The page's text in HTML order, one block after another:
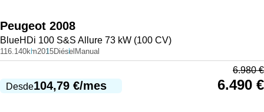
Peugeot 2008
BlueHDi 100 S&S Allure 73 kW (100 CV)
116.140km2015Diésel Manual
Desde104,79 €/mes
6.980€
6.490 €